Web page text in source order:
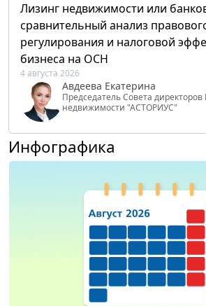
Лизинг недвижимости или
сравнительный анализ
регулирования и налоговой
бизнеса на ОСН
4 августа 2026
Авдеева Екатерина
Председатель Совета
недвижимости "АСТОРИУС"
Инфографика